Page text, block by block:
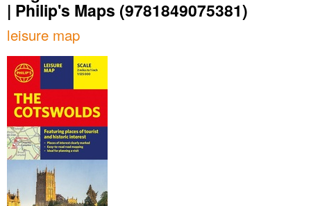
| Philip's Maps (9781849075381)
leisure map